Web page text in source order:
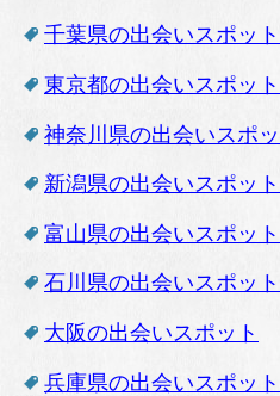
千葉県の出会いスポット
東京都の出会いスポット
神奈川県の出会いスポッ
新潟県の出会いスポット
富山県の出会いスポット
石川県の出会いスポット
大阪の出会いスポット
兵庫県の出会いスポット